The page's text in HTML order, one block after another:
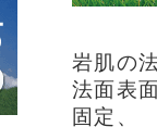
岩肌の
法面表
固定、